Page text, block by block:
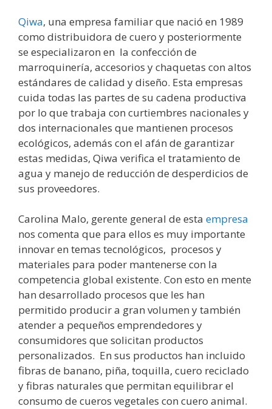
Qiwa, una empresa familiar que nació en 1989
como distribuidora de cuero y posteriormente
se especializaron en la confección de
marroquinería, accesorios y chaquetas con altos
estándares de calidad y diseño. Esta empresas
cuida todas las partes de su cadena productiva
por lo que trabaja con curtiembres nacionales y
dos internacionales que mantienen procesos
ecológicos, además con el afán de garantizar
estas medidas, Qiwa verifica el tratamiento de
agua y manejo de reducción de desperdicios de
sus proveedores.
Carolina Malo, gerente general de esta empresa
nos comenta que para ellos es muy importante
innovar en temas tecnológicos, procesos y
materiales para poder mantenerse con la
competencia global existente. Con esto en mente
han desarrollado procesos que les han
permitido producir a gran volumen y también
atender a pequeños emprendedores y
consumidores que solicitan productos
personalizados. En sus productos han incluido
fibras de banano, piña, toquilla, cuero reciclado
y fibras naturales que permitan equilibrar el
consumo de cueros vegetales con cuero animal.